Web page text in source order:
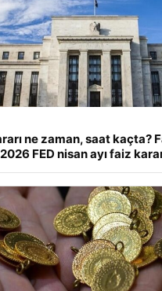
ne zaman, saat kaçta?
FED nisan ayı faiz